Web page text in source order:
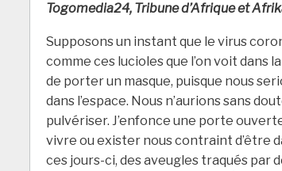
Togomedia24, Tribune d’Afrique et
Supposons un instant que le virus
comme ces lucioles que l’on voit dans
de porter un masque, puisque nous
dans l’espace. Nous n’aurions sans
pulvériser. J’enfonce une porte
vivre ou exister nous contraint d’être
ces jours-ci, des aveugles traqués par